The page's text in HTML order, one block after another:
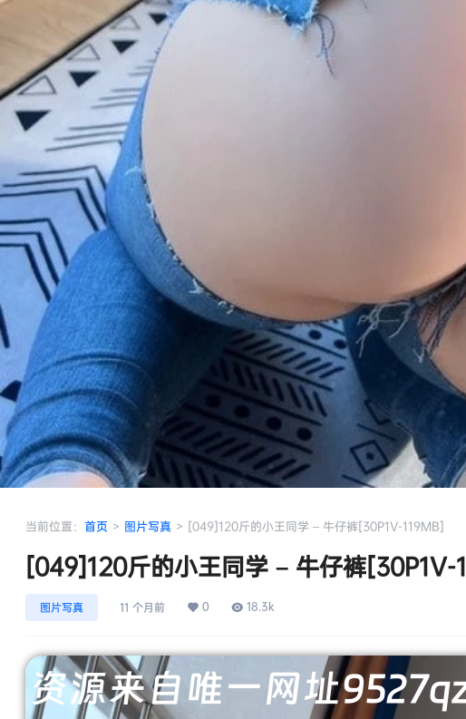
当前位置： 首页 > 图片写真 > [049]120斤的小王同学 – 牛仔裤[30P1V-119MB]
[049]120斤的小王同学 – 牛仔裤[30P1V-
图片写真 11 个月前 0 18.3k